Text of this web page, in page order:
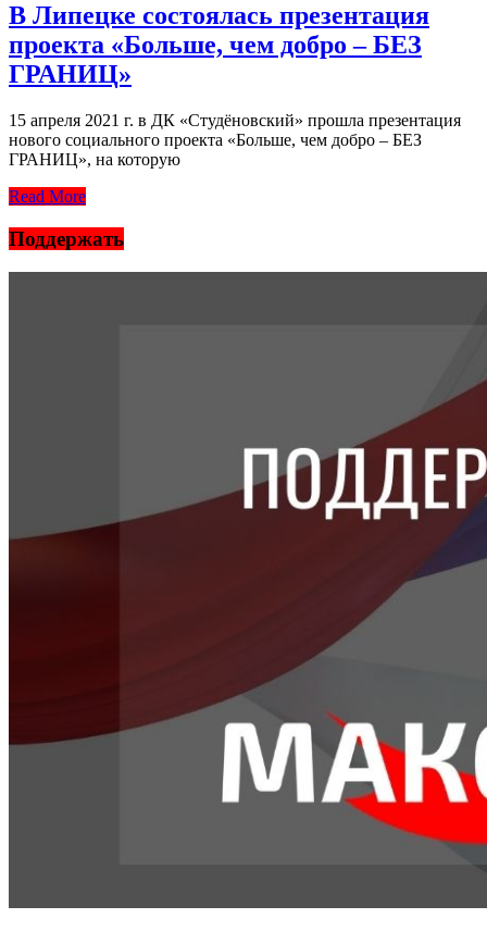
В Липецке состоялась презентация
проекта «Больше, чем добро – БЕЗ
ГРАНИЦ»
15 апреля 2021 г. в ДК «Студёновский» прошла презентация
нового социального проекта «Больше, чем добро – БЕЗ
ГРАНИЦ», на которую
Read More
Поддержать